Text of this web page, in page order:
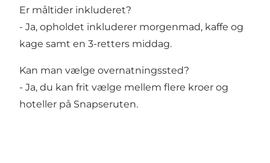
Er måltider inkluderet?
- Ja, opholdet inkluderer morgenmad, kaffe og
kage samt en 3-retters middag.
Kan man vælge overnatningssted?
- Ja, du kan frit vælge mellem flere kroer og
hoteller på Snapseruten.